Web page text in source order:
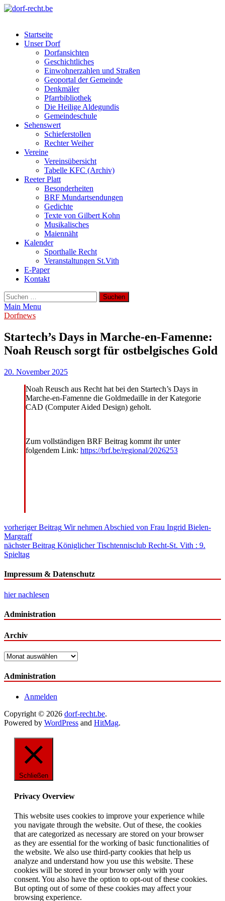
Skip
Startseite
Unser Dorf
Dorfansichten
Geschichtliches
Einwohnerzahlen und Straßen
Geoportal der Gemeinde
Denkmäler
Pfarrbibliothek
Die Heilige Aldegundis
Gemeindeschule
Sehenswert
Schieferstollen
Rechter Weiher
Vereine
Vereinsübersicht
Tabelle KFC (Archiv)
Reeter Platt
Besonderheiten
BRF Mundartsendungen
Gedichte
Texte von Gilbert Kohn
Musikalisches
Maiennäht
Kalender
Sporthalle Recht
Veranstaltungen St.Vith
E-Paper
Kontakt
Suchen
nach:
Main Menu
Dorfnews
Startech’s Days in Marche-en-Famenne:
Noah Reusch sorgt für ostbelgisches Gold
20. November 2025
Noah Reusch aus Recht hat bei den Startech’s Days in
Marche-en-Famenne die Goldmedaille in der Kategorie
CAD (Computer Aided Design) geholt.
Zum vollständigen BRF Beitrag kommt ihr unter
folgendem Link: https://brf.be/regional/2026253
Beitragsnavigation
vorheriger Beitrag Wir nehmen Abschied von Frau Ingrid Bielen-
Margraff
nächster Beitrag Königlicher Tischtennisclub Recht-St. Vith : 9.
Spieltag
Impressum & Datenschutz
hier nachlesen
Administration
Archiv
Archiv
Administration
Anmelden
Copyright © 2026 dorf-recht.be.
Powered by WordPress and HitMag.
Schließen
Privacy Overview
This website uses cookies to improve your experience while
you navigate through the website. Out of these, the cookies
that are categorized as necessary are stored on your browser
as they are essential for the working of basic functionalities of
the website. We also use third-party cookies that help us
analyze and understand how you use this website. These
cookies will be stored in your browser only with your
consent. You also have the option to opt-out of these cookies.
But opting out of some of these cookies may affect your
browsing experience.